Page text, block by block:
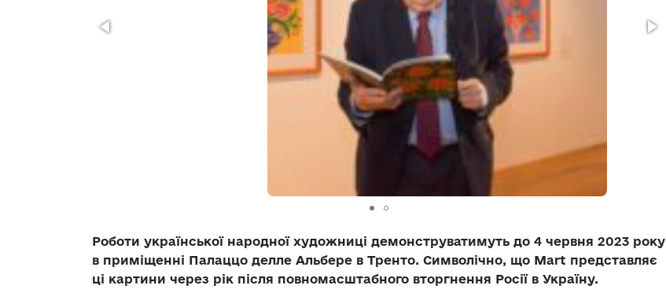
Роботи української народної художниці демонструватимуть до 4 червня 2023 року
в приміщенні Палаццо делле Альбере в Тренто. Символічно, що Mart представляє
ці картини через рік після повномасштабного вторгнення Росії в Україну.